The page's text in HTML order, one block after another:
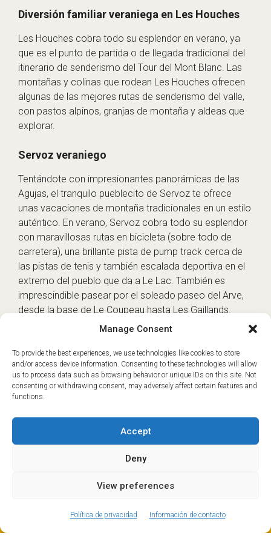
Manage Consent
To provide the best experiences, we use technologies like cookies to store
and/or access device information. Consenting to these technologies will allow
us to process data such as browsing behavior or unique IDs on this site. Not
consenting or withdrawing consent, may adversely affect certain features and
functions.
Accept
Deny
View preferences
Política de privacidad Información de contacto
Diversión familiar veraniega en Les Houches
Les Houches cobra todo su esplendor en verano, ya
que es el punto de partida o de llegada tradicional del
itinerario de senderismo del Tour del Mont Blanc. Las
montañas y colinas que rodean Les Houches ofrecen
algunas de las mejores rutas de senderismo del valle,
con pastos alpinos, granjas de montaña y aldeas que
explorar.
Servoz veraniego
Tentándote con impresionantes panorámicas de las
Agujas, el tranquilo pueblecito de Servoz te ofrece
unas vacaciones de montaña tradicionales en un estilo
auténtico. En verano, Servoz cobra todo su esplendor
con maravillosas rutas en bicicleta (sobre todo de
carretera), una brillante pista de pump track cerca de
las pistas de tenis y también escalada deportiva en el
extremo del pueblo que da a Le Lac. También es
imprescindible pasear por el soleado paseo del Arve,
desde la base de Le Coupeau hasta Les Gaillands.
Tanto si te trasladas a Les Houches como a Servoz,
Blanc en aproximadamente una hora desde Ginebra,
¡así que podrás aprovechar al máximo tu tiempo en la
montaña!
The new European Entry/Exit System is now in place.